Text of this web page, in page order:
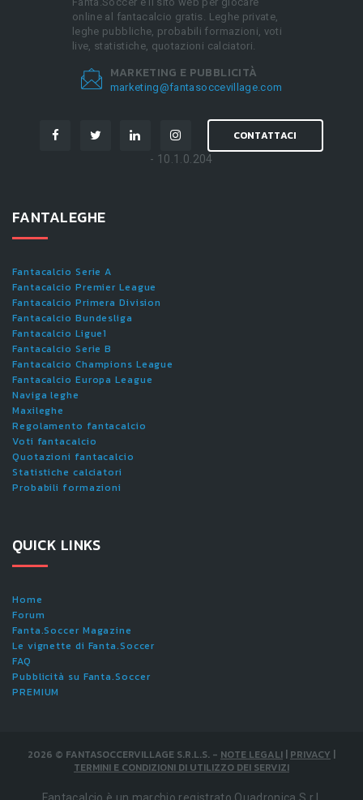
online al fantacalcio gratis. Leghe private,
leghe pubbliche, probabili formazioni, voti
live, statistiche, quotazioni calciatori.
MARKETING E PUBBLICITÀ
marketing@fantasoccevillage.com
CONTATTACI
- 10.1.0.204
FANTALEGHE
Fantacalcio Serie A
Fantacalcio Premier League
Fantacalcio Primera Division
Fantacalcio Bundesliga
Fantacalcio Ligue1
Fantacalcio Serie B
Fantacalcio Champions League
Fantacalcio Europa League
Naviga leghe
Maxileghe
Regolamento fantacalcio
Voti fantacalcio
Quotazioni fantacalcio
Statistiche calciatori
Probabili formazioni
QUICK LINKS
Home
Forum
Fanta.Soccer Magazine
Le vignette di Fanta.Soccer
FAQ
Pubblicità su Fanta.Soccer
PREMIUM
2026 © FANTASOCCERVILLAGE S.R.L.S. - NOTE LEGALI | PRIVACY |
TERMINI E CONDIZIONI DI UTILIZZO DEI SERVIZI